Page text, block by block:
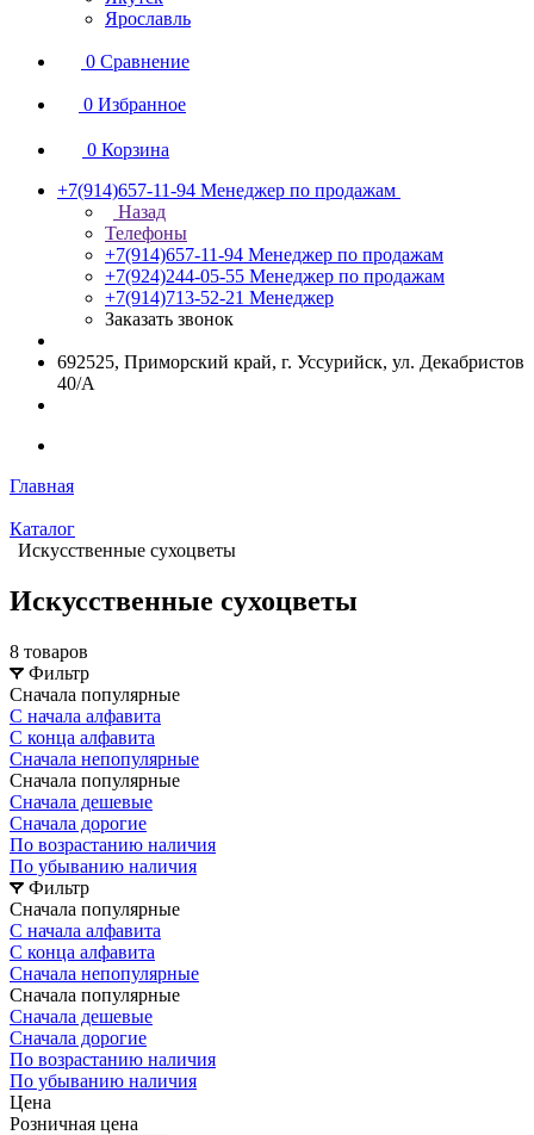
Ярославль
0 Сравнение
0 Избранное
0 Корзина
+7(914)657-11-94 Менеджер по продажам
Назад
Телефоны
+7(914)657-11-94 Менеджер по продажам
+7(924)244-05-55 Менеджер по продажам
+7(914)713-52-21 Менеджер
Заказать звонок
692525, Приморский край, г. Уссурийск, ул. Декабристов
40/А
Главная
Каталог
Искусственные сухоцветы
Искусственные сухоцветы
8 товаров
Фильтр
Сначала популярные
С начала алфавита
С конца алфавита
Сначала непопулярные
Сначала популярные
Сначала дешевые
Сначала дорогие
По возрастанию наличия
По убыванию наличия
Фильтр
Сначала популярные
С начала алфавита
С конца алфавита
Сначала непопулярные
Сначала популярные
Сначала дешевые
Сначала дорогие
По возрастанию наличия
По убыванию наличия
Цена
Розничная цена